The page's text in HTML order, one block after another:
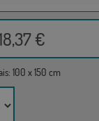
€
100 x 150 cm